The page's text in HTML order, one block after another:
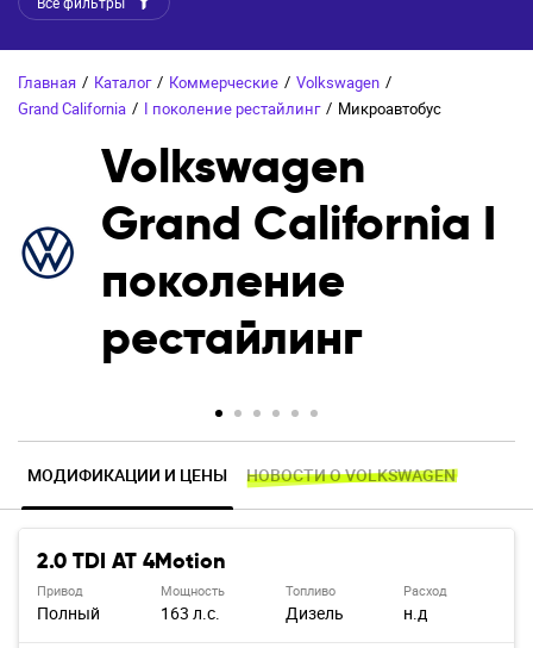
Главная / Каталог / Коммерческие / Volkswagen /
Grand California / I поколение рестайлинг / Микроавтобус
Volkswagen
Grand California I
поколение
рестайлинг
МОДИФИКАЦИИ И ЦЕНЫ НОВОСТИ О VOLKSWAGEN
2.0 TDI AT 4Motion
Привод
Полный
Мощность
163 л.с.
Топливо
Дизель
Расход
н.д